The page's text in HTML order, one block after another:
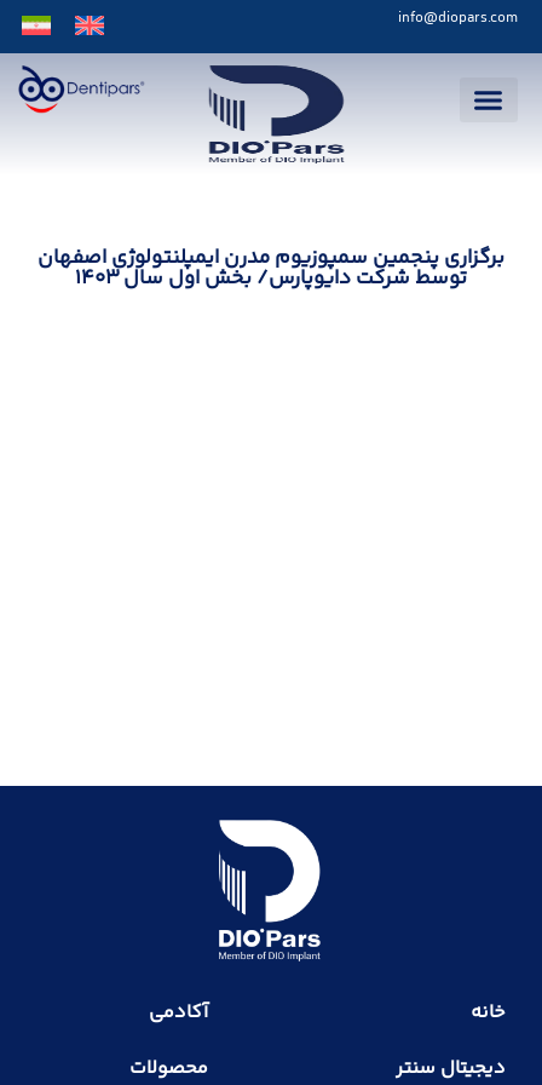
info@diopars.com
برگزاری پنجمین سمپوزیوم مدرن ایمپلنتولوژی اصفهان
توسط شرکت دایوپارس/ بخش اول سال 1403
خانه
دیجیتال سنتر
آکادمی
محصولات